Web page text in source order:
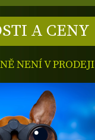
A CENY
NENÍ V PRODEJI